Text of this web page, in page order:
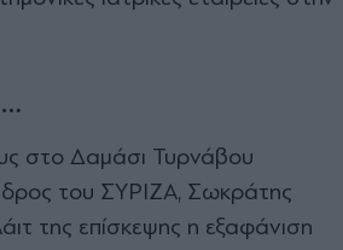
στο ∆αµάσι Τυρνάβου
του ΣΥΡΙΖΑ, Σωκράτης
της επίσκεψης η εξαφάνιση